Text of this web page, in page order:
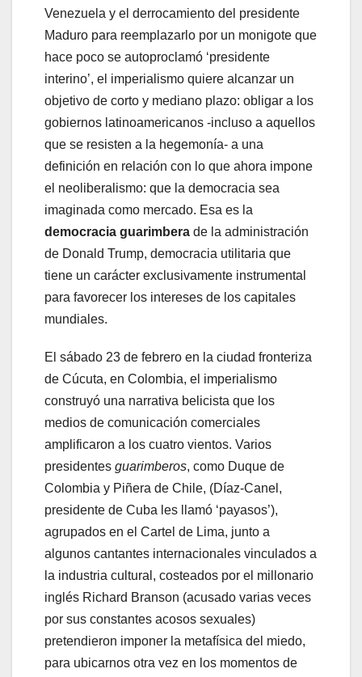
Venezuela y el derrocamiento del presidente
Maduro para reemplazarlo por un monigote que
hace poco se autoproclamó ‘presidente
interino’, el imperialismo quiere alcanzar un
objetivo de corto y mediano plazo: obligar a los
gobiernos latinoamericanos -incluso a aquellos
que se resisten a la hegemonía- a una
definición en relación con lo que ahora impone
el neoliberalismo: que la democracia sea
imaginada como mercado. Esa es la
democracia guarimbera de la administración
de Donald Trump, democracia utilitaria que
tiene un carácter exclusivamente instrumental
para favorecer los intereses de los capitales
mundiales.
El sábado 23 de febrero en la ciudad fronteriza
de Cúcuta, en Colombia, el imperialismo
construyó una narrativa belicista que los
medios de comunicación comerciales
amplificaron a los cuatro vientos. Varios
presidentes guarimberos, como Duque de
Colombia y Piñera de Chile, (Díaz-Canel,
presidente de Cuba les llamó ‘payasos’),
agrupados en el Cartel de Lima, junto a
algunos cantantes internacionales vinculados a
la industria cultural, costeados por el millonario
inglés Richard Branson (acusado varias veces
por sus constantes acosos sexuales)
pretendieron imponer la metafísica del miedo,
para ubicarnos otra vez en los momentos de